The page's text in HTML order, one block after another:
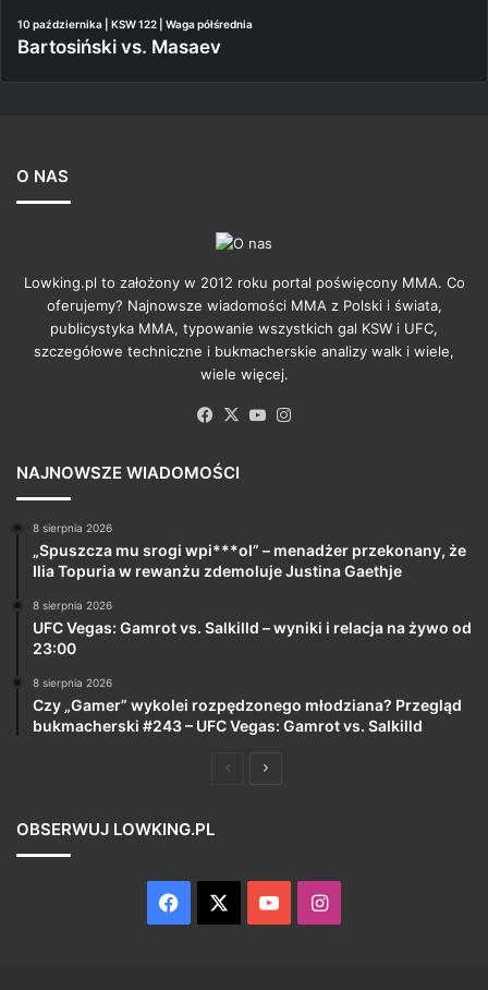
10 października | KSW 122 | Waga półśrednia
Bartosiński vs. Masaev
O NAS
Lowking.pl to założony w 2012 roku portal poświęcony MMA. Co
oferujemy? Najnowsze wiadomości MMA z Polski i świata,
publicystyka MMA, typowanie wszystkich gal KSW i UFC,
szczegółowe techniczne i bukmacherskie analizy walk i wiele,
wiele więcej.
Facebook
X YouTube
NAJNOWSZE WIADOMOŚCI
8 sierpnia 2026
„Spuszcza mu srogi wpi***ol” – menadżer przekonany, że
Ilia Topuria w rewanżu zdemoluje Justina Gaethje
8 sierpnia 2026
UFC Vegas: Gamrot vs. Salkilld – wyniki i relacja na żywo od
23:00
8 sierpnia 2026
Czy „Gamer” wykolei rozpędzonego młodziana? Przegląd
bukmacherski #243 – UFC Vegas: Gamrot vs. Salkilld
PoprzedniaNastępna
OBSERWUJ LOWKING.PL
Facebook YouTubeInstagram